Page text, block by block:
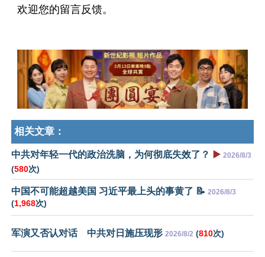
欢迎您的留言反馈。
相关文章：
中共对年轻一代的政治洗脑，为何彻底失效了？ ▶️ 2026/8/3
(580次)
中国不可能超越美国 习近平最上头的事黄了 📝 2026/8/3
(1,968次)
军演又否认对话 中共对日施压现形 2026/8/2 (810次)